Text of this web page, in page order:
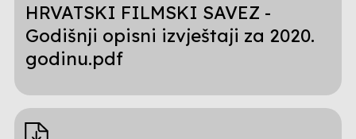
HRVATSKI FILMSKI SAVEZ -
Godišnji opisni izvještaji za 2020.
godinu.pdf